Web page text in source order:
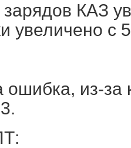
зарядов КАЗ
увеличено с
ошибка, из-